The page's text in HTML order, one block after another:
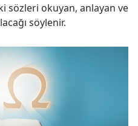
sözleri okuyan, anlayan ve
söylenir.